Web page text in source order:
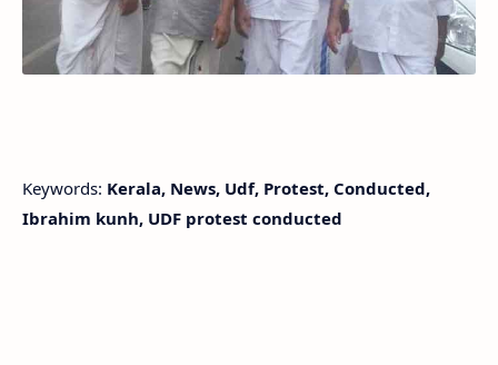
Keywords: Kerala, News, Udf, Protest, Conducted,
Ibrahim kunh, UDF protest conducted